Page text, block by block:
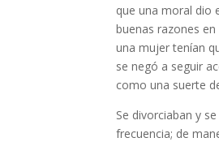
que una moral dio
buenas razones
una mujer tenían
se negó a seguir
como una suerte
Se divorciaban y
frecuencia; de